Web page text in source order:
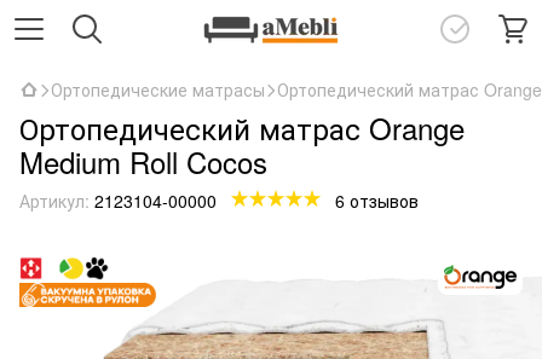
Ортопедические матрасы Ортопедический матрас
Ортопедический матрас Orange
Medium Roll Cocos
Артикул: 2123104-00000 6 отзывов